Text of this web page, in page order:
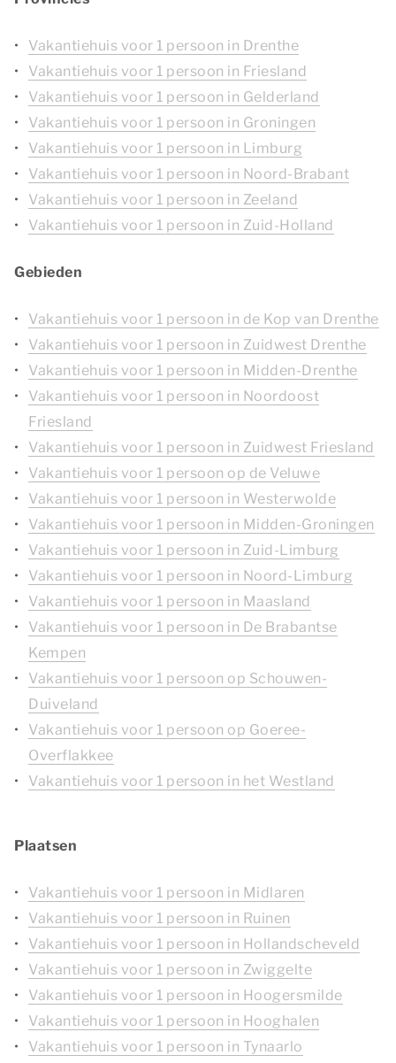
Vakantiehuis voor 1 persoon in Drenthe
Vakantiehuis voor 1 persoon in Friesland
Vakantiehuis voor 1 persoon in Gelderland
Vakantiehuis voor 1 persoon in Groningen
Vakantiehuis voor 1 persoon in Limburg
Vakantiehuis voor 1 persoon in Noord-Brabant
Vakantiehuis voor 1 persoon in Zeeland
Vakantiehuis voor 1 persoon in Zuid-Holland
Gebieden
Vakantiehuis voor 1 persoon in de Kop van Drenthe
Vakantiehuis voor 1 persoon in Zuidwest Drenthe
Vakantiehuis voor 1 persoon in Midden-Drenthe
Vakantiehuis voor 1 persoon in Noordoost
Friesland
Vakantiehuis voor 1 persoon in Zuidwest Friesland
Vakantiehuis voor 1 persoon op de Veluwe
Vakantiehuis voor 1 persoon in Westerwolde
Vakantiehuis voor 1 persoon in Midden-Groningen
Vakantiehuis voor 1 persoon in Zuid-Limburg
Vakantiehuis voor 1 persoon in Noord-Limburg
Vakantiehuis voor 1 persoon in Maasland
Vakantiehuis voor 1 persoon in De Brabantse
Kempen
Vakantiehuis voor 1 persoon op Schouwen-
Duiveland
Vakantiehuis voor 1 persoon op Goeree-
Overflakkee
Vakantiehuis voor 1 persoon in het Westland
Plaatsen
Vakantiehuis voor 1 persoon in Midlaren
Vakantiehuis voor 1 persoon in Ruinen
Vakantiehuis voor 1 persoon in Hollandscheveld
Vakantiehuis voor 1 persoon in Zwiggelte
Vakantiehuis voor 1 persoon in Hoogersmilde
Vakantiehuis voor 1 persoon in Hooghalen
Vakantiehuis voor 1 persoon in Tynaarlo